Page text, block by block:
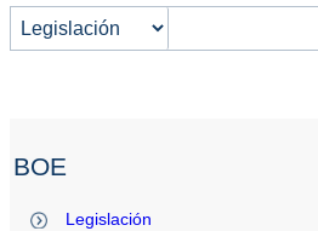
BOE
Legislación